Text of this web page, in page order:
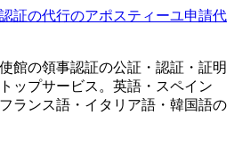
館の領事認証の公証・認証・証明
ップサービス。英語・スペイン
ランス語・イタリア語・韓国語の